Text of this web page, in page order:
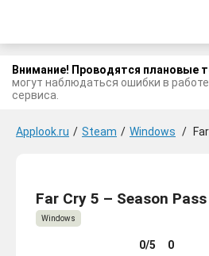
Внимание! Проводятся плановые
могут наблюдаться ошибки в
сервиса.
Applook.ru / Steam / Windows /
Far Cry 5 – Season
Windows
0/5 0